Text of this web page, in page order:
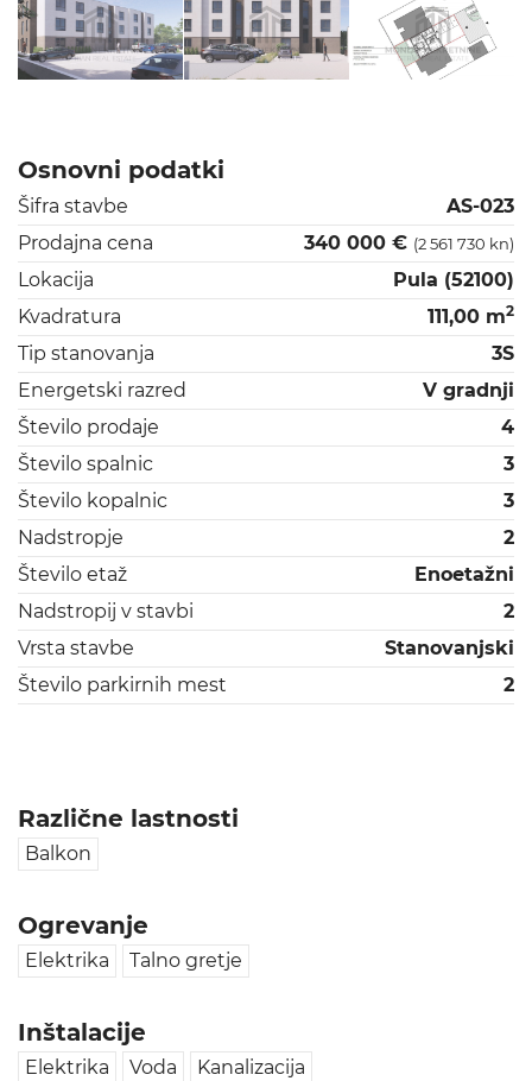
Osnovni podatki
Šifra stavbe
AS-023
Prodajna cena
340 000 € (2 561 730 kn)
Lokacija
Pula (52100)
Kvadratura
111,00 m2
Tip stanovanja
3S
Energetski razred
V gradnji
Število prodaje
4
Število spalnic
3
Število kopalnic
3
Nadstropje
2
Število etaž
Enoetažni
Nadstropij v stavbi
2
Vrsta stavbe
Stanovanjski
Število parkirnih mest
2
Različne lastnosti
Balkon
Ogrevanje
Elektrika Talno gretje
Inštalacije
Elektrika Voda Kanalizacija